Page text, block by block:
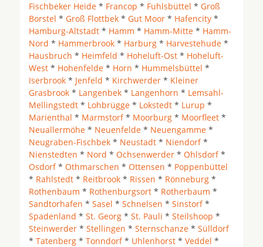
Fischbeker Heide * Francop * Fuhlsbüttel * Groß
Borstel * Groß Flottbek * Gut Moor * Hafencity *
Hamburg-Altstadt * Hamm * Hamm-Mitte * Hamm-
Nord * Hammerbrook * Harburg * Harvestehude *
Hausbruch * Heimfeld * Hoheluft-Ost * Hoheluft-
West * Hohenfelde * Horn * Hummelsbüttel *
Iserbrook * Jenfeld * Kirchwerder * Kleiner
Grasbrook * Langenbek * Langenhorn * Lemsahl-
Mellingstedt * Lohbrügge * Lokstedt * Lurup *
Marienthal * Marmstorf* Moorburg * Moorfleet *
Neuallermöhe * Neuenfelde * Neuengamme *
Neugraben-Fischbek * Neustadt * Niendorf*
Nienstedten * Nord * Ochsenwerder * Ohlsdorf*
Osdorf* Othmarschen * Ottensen * Poppenbüttel
* Rahlstedt * Reitbrook * Rissen * Rönneburg *
Rothenbaum * Rothenburgsort * Rotherbaum *
Sandtorhafen * Sasel * Schnelsen * Sinstorf*
Spadenland * St. Georg * St. Pauli * Steilshoop *
Steinwerder * Stellingen * Sternschanze * Sülldorf
* Tatenberg * Tonndorf* Uhlenhorst * Veddel *